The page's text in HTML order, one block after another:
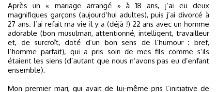
Après un « mariage arrangé » à 18 ans, j’ai eu deux
magnifiques garçons (aujourd’hui adultes), puis j’ai divorcé à
27 ans. J’ai refait ma vie il y a (déjà !) 22 ans avec un homme
adorable (bon musulman, attentionné, intelligent, travailleur
et, de surcroît, doté d’un bon sens de l’humour : bref,
l’homme parfait), qui a pris soin de mes fils comme s’ils
étaient les siens (d’autant que nous n’avons pas eu d’enfant
ensemble).
Mon premier mari, qui avait de lui-même pris l’initiative de